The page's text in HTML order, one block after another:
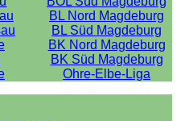
BL Nord Magdeburg
BL Süd Magdeburg
BK Nord Magdeburg
BK Süd Magdeburg
Ohre-Elbe-Liga